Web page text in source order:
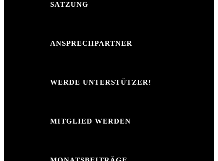
SATZUNG
ANSPRECHPARTNER
WERDE UNTERSTÜTZER!
MITGLIED WERDEN